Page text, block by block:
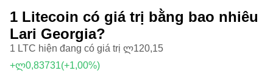
1 Litecoin có giá trị bằng bao nhiêu
Lari Georgia?
1 LTC hiện đang có giá trị ლ120,15
+ლ0,83731(+1,00%)